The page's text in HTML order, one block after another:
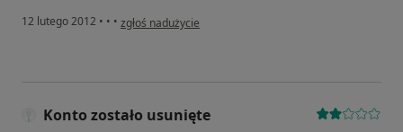
12 lutego 2012 • • • w opinii użytkownika Konto zostało usunięte
zgłoś nadużycie
Konto zostało usunięte